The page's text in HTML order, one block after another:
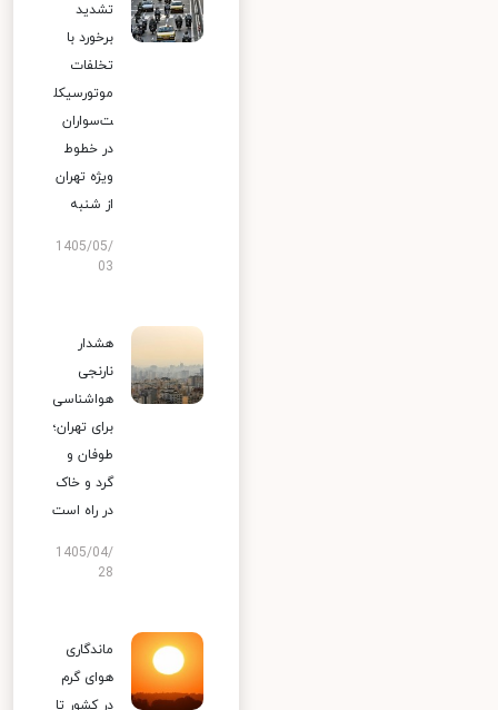
تشدید
برخورد با
تخلفات
موتورسیکل
ت‌سواران
در خطوط
ویژه تهران
از شنبه
1405/05/
03
هشدار
نارنجی
هواشناسی
برای تهران؛
طوفان و
گرد و خاک
در راه است
1405/04/
28
ماندگاری
هوای گرم
در کشور تا